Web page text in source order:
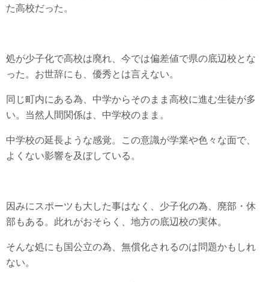
た高校だった。
処が少子化で高校は廃れ、今では偏差値で県の底辺校とな
った。お世辞にも、優秀とは言えない。
同じ町内にある為、中学からそのまま高校に進む生徒が多
い。当然人間関係は、中学校のまま。
中学校の延長ような感覚。この意識が学業や色々な面で、
よくない影響を及ぼしている。
因みにスポーツも大した事はなく、少子化の為、廃部・休
部もある。此れがおそらく、地方の底辺校の実体。
そんな処にも国公立の為、無償化されるのは問題かもしれ
ない。